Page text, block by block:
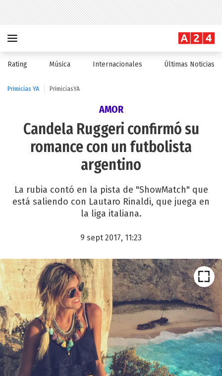
Rating Música Internacionales Últimas Noticias
Primicias YA PrimiciasYA
AMOR
Candela Ruggeri confirmó su
romance con un futbolista
argentino
La rubia contó en la pista de "ShowMatch" que
está saliendo con Lautaro Rinaldi, que juega en
la liga italiana.
9 sept 2017, 11:23